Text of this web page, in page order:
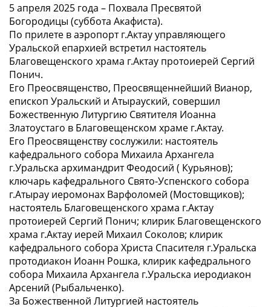
5 апреля 2025 года – Похвала Пресвятой
Богородицы (суббота Акафиста).
По прилете в аэропорт г.Актау управляющего
Уральской епархией встретил настоятель
Благовещенского храма г.Актау протоиерей Сергий
Понич.
Его Преосвященство, Преосвященнейший Вианор,
епископ Уральский и Атырауский, совершил
Божественную Литургию Святителя Иоанна
Златоустаго в Благовещенском храме г.Актау.
Его Преосвященству сослужили: настоятель
кафедрального собора Михаила Архангела
г.Уральска архимандрит Феодосий ( Курьянов);
ключарь кафедрального Свято-Успенского собора
г.Атырау иеромонах Варфоломей (Мостовщиков);
настоятель Благовещенского храма г.Актау
протоиерей Сергий Понич; клирик Благовещенского
храма г.Актау иерей Михаил Соколов; клирик
кафедрального собора Христа Спасителя г.Уральска
протодиакон Иоанн Рошка, клирик кафедрального
собора Михаила Архангела г.Уральска иеродиакон
Арсений (Рыбальченко).
За Божественной Литургией настоятель